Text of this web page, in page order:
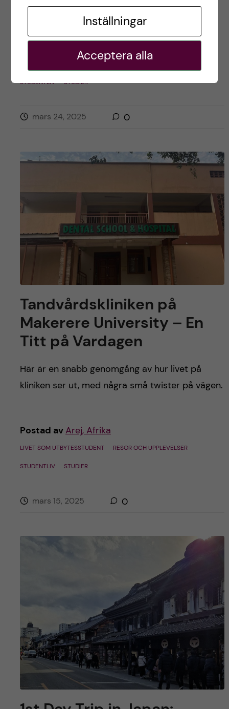
STUDENTLIV STUDIER
mars 24, 2025 0
Tandvårdskliniken på
Makerere University – En
Titt på Vardagen
Här är en snabb genomgång av hur livet på
kliniken ser ut, med några små twister på vägen.
Postad avArej, Afrika
LIVET SOM UTBYTESSTUDENT RESOR OCH UPPLEVELSER
STUDENTLIV STUDIER
mars 15, 2025 0
Inställningar
Acceptera alla